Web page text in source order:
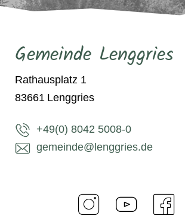
Gemeinde Lenggries
Rathausplatz 1
83661 Lenggries
+49(0) 8042 5008-0
gemeinde@lenggries.de